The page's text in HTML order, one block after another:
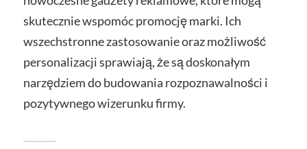
skutecznie wspomóc promocję marki. Ich
wszechstronne zastosowanie oraz możliwość
personalizacji sprawiają, że są doskonałym
narzędziem do budowania rozpoznawalności i
pozytywnego wizerunku firmy.